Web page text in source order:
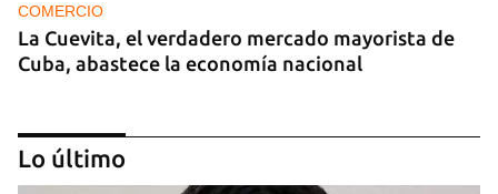
COMERCIO
La Cuevita, el verdadero mercado mayorista de
Cuba, abastece la economía nacional
Lo último